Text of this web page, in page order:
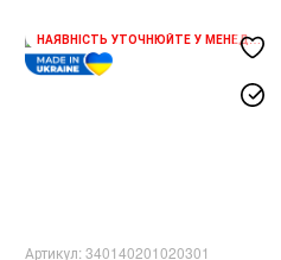
НАЯВНІСТЬ УТОЧНЮЙТЕ У МЕНЕДЖЕРА
Артикул: 340140201020301